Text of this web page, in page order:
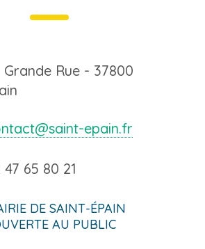
Grande Rue - 37800
epain.fr
47 65 80 21
DE SAINT-ÉPAIN
AU PUBLIC